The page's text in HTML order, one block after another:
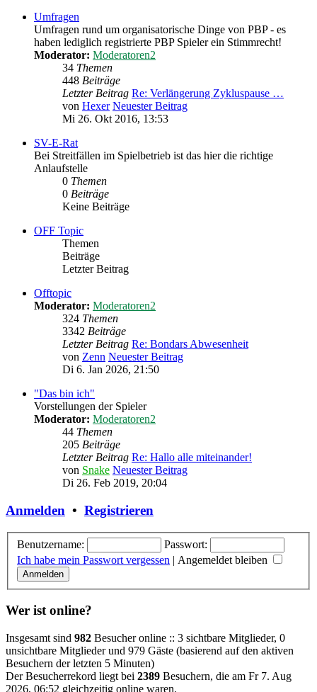
Umfragen
Umfragen rund um organisatorische Dinge von PBP - es
haben lediglich registrierte PBP Spieler ein Stimmrecht!
Moderator: Moderatoren2
34 Themen
448 Beiträge
Letzter Beitrag Re: Verlängerung Zykluspause …
von Hexer Neuester Beitrag
Mi 26. Okt 2016, 13:53
SV-E-Rat
Bei Streitfällen im Spielbetrieb ist das hier die richtige
Anlaufstelle
0 Themen
0 Beiträge
Keine Beiträge
OFF Topic
Themen
Beiträge
Letzter Beitrag
Offtopic
Moderator: Moderatoren2
324 Themen
3342 Beiträge
Letzter Beitrag Re: Bondars Abwesenheit
von Zenn Neuester Beitrag
Di 6. Jan 2026, 21:50
"Das bin ich"
Vorstellungen der Spieler
Moderator: Moderatoren2
44 Themen
205 Beiträge
Letzter Beitrag Re: Hallo alle miteinander!
von Snake Neuester Beitrag
Di 26. Feb 2019, 20:04
Anmelden • Registrieren
Benutzername:
Passwort:
Ich habe mein Passwort vergessen | Angemeldet bleiben
Wer ist online?
Insgesamt sind 982 Besucher online :: 3 sichtbare Mitglieder, 0
unsichtbare Mitglieder und 979 Gäste (basierend auf den aktiven
Besuchern der letzten 5 Minuten)
Der Besucherrekord liegt bei 2389 Besuchern, die am Fr 7. Aug
2026, 06:52 gleichzeitig online waren.